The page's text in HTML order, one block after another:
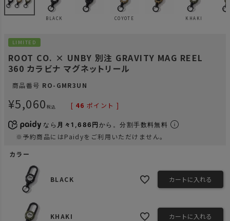
BLACK COYOTE KHAKI
LIMITED
ROOT CO. × UNBY 別注 GRAVITY MAG REEL
360 カラビナ マグネットリール
商品番号 RO-GMR3UN
¥5,060 税込 [ 46 ポイント ]
なら 月々1,686円 から。分割手数料無料
※予約商品にはPaidyをご利用いただけません。
カラー
BLACK カートに入れる
KHAKI カートに入れる